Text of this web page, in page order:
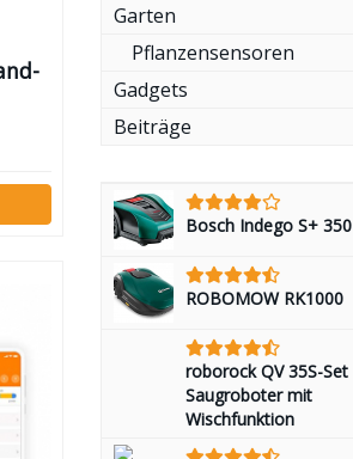
Garten
Pflanzensensoren
Gadgets
Beiträge
Bosch Indego S+ 350
ROBOMOW RK1000
roborock QV 35S-Set
Saugroboter mit
Wischfunktion